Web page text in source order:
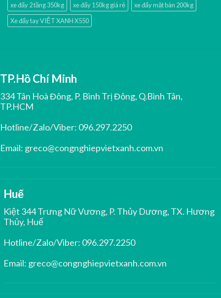
xe đẩy 2 tầng 350kg
xe đẩy 150kg giá rẻ
xe đẩy mặt bàn 200kg
Xe đẩy tay VIỆT XANH X550
TP.Hồ Chí Minh
334 Tân Hoà Đông, P. Bình Trị Đông, Q.Bình Tân,
TP.HCM
Hotline/Zalo/Viber: 096.297.2250
Email: greco@congnghiepvietxanh.com.vn
Huế
Kiệt 344 Trưng Nữ Vương, P. Thủy Dương, TX. Hương
Thủy, Huế
Hotline/Zalo/Viber: 096.297.2250
Email: greco@congnghiepvietxanh.com.vn